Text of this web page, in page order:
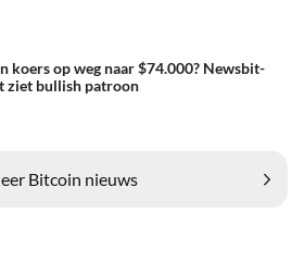
koers op weg naar $74.000? Newsbit-
ziet bullish patroon
Bitcoin nieuws